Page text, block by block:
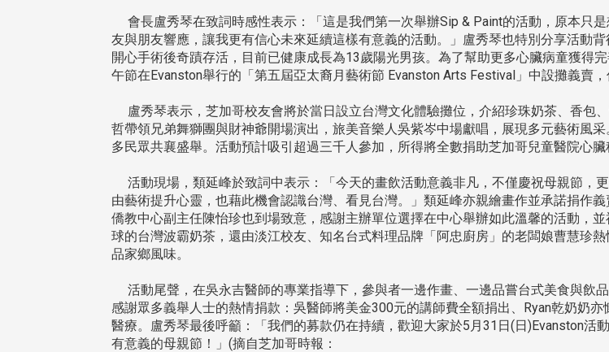
會長盧秀琴在致詞時感性表示：「這是我們第一次舉辦Sip & Paint的活動，原本只
友與朋友響應，讓我更有信心未來延續這樣有意義的活動。」盧秀琴也特別分享活動
開心手術後奇蹟存活，目前已健康成長為13歲陽光男孩。為了幫助更多心臟病童獲得
午節在Evanston舉行的「第五屆亞太裔月藝術節 Evanston Arts Festival」中設攤義賣，
盧秀琴表示，芝加哥校友會將於當日設立台灣文化體驗攤位，介紹珍珠奶茶、香包
哲帶領兄弟舞獅團與財神爺開場演出，旅美音樂人吳紫岑中場獻唱，展現多元藝術風
多民眾共襄盛舉。活動預計吸引超過三千人參加，所得將全數捐助芝加哥兒童醫院心臟
活動現場，類延峰於致詞中表示：「今天的畫飲活動意義非凡，不僅慶祝母親節，
由藝術提升心靈，也藉此機會認識台灣、看見台灣。」類延峰亦親繪畫作並承諾捐作義
僑教中心副主任陳怡珍也到場致意，感謝主辦單位選擇在中心舉辦如此溫馨的活動，
球的台灣波霸奶茶，還由淡江校友、知名台式料理品牌「阿忠廚房」的老闆娘曹慧珍
品家鄉風味。
活動尾聲，在吳永吉醫師的專業指導下，參與者一邊作畫、一邊品嘗台式美食與飲
感謝眾多義舉人士的熱情捐款：吳醫師將美金300元的講師費全額捐出、Ryan乾奶奶
醫療。盧秀琴最後呼籲：「我們的募款仍在持續，歡迎大家於5月31日(日)Evanston
有意義的母親節！」(摘自芝加哥時報：